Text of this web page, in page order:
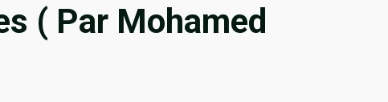
( Par Mohamed